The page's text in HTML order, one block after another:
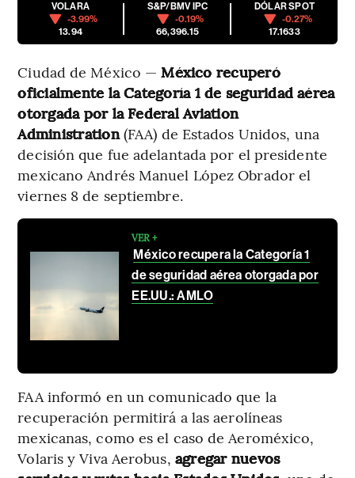
VOLARA
-3.99%
13.94
S&P/BMV IPC
-0.19%
66,396.15
DÓLAR SPOT
-0.27%
17.1633
Ciudad de México —México recuperó
oficialmente la Categoría 1 de seguridad aérea
otorgada por la Federal Aviation
Administration(FAA) de Estados Unidos, una
decisión que fue adelantada por el presidente
mexicano Andrés Manuel López Obrador el
viernes 8 de septiembre.
VER +
México recupera la Categoría 1
de seguridad aérea otorgada por
EE.UU.: AMLO
FAA informó en un comunicado que la
recuperación permitirá a las aerolíneas
mexicanas, como es el caso de Aeroméxico,
Volaris y Viva Aerobus, agregar nuevos